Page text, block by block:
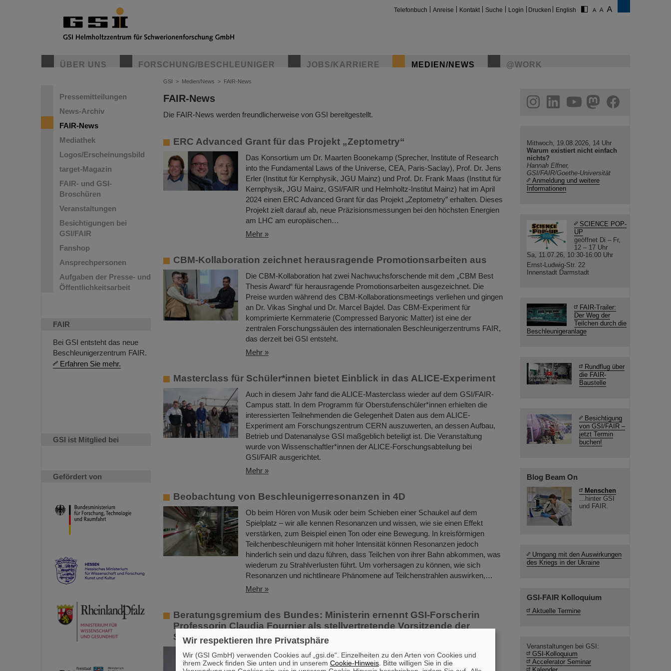
Telefonbuch Anreise Kontakt Suche Login Drucken English
ÜBER UNS FORSCHUNG/BESCHLEUNIGER JOBS/KARRIERE MEDIEN/NEWS @WORK
Pressemitteilungen
News-Archiv
FAIR-News
Mediathek
Logos/Erscheinungsbild
target-Magazin
FAIR- und GSI-
Broschüren
Veranstaltungen
Besichtigungen bei
GSI/FAIR
Fanshop
Ansprechpersonen
Aufgaben der Presse- und
Öffentlichkeitsarbeit
FAIR
Bei GSI entsteht das neue
Beschleunigerzentrum FAIR.
Erfahren Sie mehr.
GSI ist Mitglied bei
Gefördert von
GSI > Medien/News > FAIR-News
FAIR-News
Die FAIR-News werden freundlicherweise von GSI bereitgestellt.
ERC Advanced Grant für das Projekt „Zeptometry“
Das Konsortium um Dr. Maarten Boonekamp (Sprecher, Institute of Research
into the Fundamental Laws of the Universe, CEA, Paris-Saclay), Prof. Dr. Jens
Erler (Institut für Kernphysik, JGU Mainz) und Prof. Dr. Frank Maas (Institut für
Kernphysik, JGU Mainz, GSI/FAIR und Helmholtz-Institut Mainz) hat im April
2024 einen ERC Advanced Grant für das Projekt „Zeptometry” erhalten. Dieses
Projekt zielt darauf ab, neue Präzisionsmessungen bei den höchsten Energien
am LHC am europäischen…
Mehr »
CBM-Kollaboration zeichnet herausragende Promotionsarbeiten aus
Die CBM-Kollaboration hat zwei Nachwuchsforschende mit dem „CBM Best
Thesis Award“ für herausragende Promotionsarbeiten ausgezeichnet. Die
Preise wurden während des CBM-Kollaborationsmeetings verliehen und gingen
an Dr. Vikas Singhal und Dr. Marcel Bajdel. Das CBM-Experiment für
komprimierte Kernmaterie (Compressed Baryonic Matter) ist eine der
zentralen Forschungssäulen des internationalen Beschleunigerzentrums FAIR,
das derzeit bei GSI entsteht.
Mehr »
Masterclass für Schüler*innen bietet Einblick in das ALICE-Experiment
Auch in diesem Jahr fand die ALICE-Masterclass wieder auf dem GSI/FAIR-
Campus statt. In dem Programm für Oberstufenschüler*innen erhielten die
interessierten Teilnehmenden die Gelegenheit Daten aus dem ALICE-
Experiment am Forschungszentrum CERN auszuwerten, an dessen Aufbau,
Betrieb und Datenanalyse GSI maßgeblich beteiligt ist. Die Veranstaltung
wurde von Wissenschaftler*innen der ALICE-Forschungsabteilung bei
GSI/FAIR ausgerichtet.
Mehr »
Beobachtung von Beschleunigerresonanzen in 4D
Ob beim Hören von Musik oder beim Schieben einer Schaukel auf dem
Spielplatz – wir alle kennen Resonanzen und wissen, wie sie einen Effekt
verstärken, zum Beispiel einen Ton oder eine Bewegung. In kreisförmigen
Teilchenbeschleunigern mit hoher Intensität können Resonanzen jedoch
hinderlich sein und dazu führen, dass Teilchen von ihrer Bahn abkommen, was
wiederum zu Strahlverlusten führt. Um vorhersagen zu können, wie sich
Resonanzen und nichtlineare Phänomene auf Teilchenstrahlen auswirken,…
Mehr »
Beratungsgremium des Bundes: Ministerin ernennt GSI-Forscherin
Professorin Claudia Fournier als stellvertretende Vorsitzende der
Strahlenschutzkommission
Die große Expertise der Forschenden am GSI Helmholtzzentrum für
Schwerionenforschung und am derzeit entstehenden Beschleunigerzentrum
helmholtz.social
facebook
Mittwoch, 19.08.2026, 14 Uhr
Warum existiert nicht einfach
nichts?
Hannah Elfner,
GSI/FAIR/Goethe-Universität
Anmeldung und weitere
Informationen
SCIENCE POP-
UP
geöffnet Di – Fr,
12 – 17 Uhr
Sa, 11.07.26, 10:30-16:00 Uhr
Ernst-Ludwig-Str. 22
Innenstadt Darmstadt
FAIR-Trailer:
Der Weg der
Teilchen durch die
Beschleunigeranlage
Rundflug über
die FAIR-
Baustelle
Besichtigung
von GSI/FAIR –
jetzt Termin
buchen!
Blog Beam On
Menschen
...hinter GSI
und FAIR.
Umgang mit den Auswirkungen
des Kriegs in der Ukraine
GSI-FAIR Kolloquium
Aktuelle Termine
Veranstaltungen bei GSI:
GSI-Kolloquium
Accelerator Seminar
Wir respektieren Ihre Privatsphäre
Wir (GSI GmbH) verwenden Cookies auf „gsi.de“. Einzelheiten zu den Arten von Cookies und
ihrem Zweck finden Sie unten und in unserem Cookie-Hinweis . Bitte willigen Sie in die